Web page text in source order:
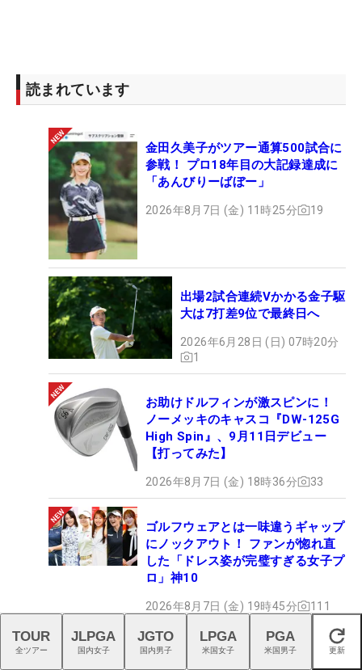
読まれています
金田久美子がツアー通算500試合に
参戦！ プロ18年目の大記録達成に
「あんびりーばぼー」
2026年8月7日 (金) 11時25分 19
出場2試合連続Vかかる金子駆
大は7打差9位で最終日へ
2026年6月28日 (日) 07時20分
1
お助けドルフィンが激スピンに！
ノーメッキのキャスコ『DW-125G
High Spin』、9月11日デビュー
【打ってみた】
2026年8月7日 (金) 18時36分 33
ゴルフウェアとは一味違うギャップ
にノックアウト！ ファンが惚れ直
した「ドレス姿が完璧すぎる女子プ
ロ」神10
2026年8月7日 (金) 19時45分 111
金子駆大は11位 E・チャカラが2
閉じる
TOUR
全ツアー
JLPGA
国内女子
JGTO
国内男子
LPGA
米国女子
PGA
米国男子 更新